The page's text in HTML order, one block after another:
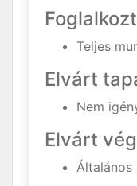
Teljes
Elvárt
Nem
Elvárt
Általános